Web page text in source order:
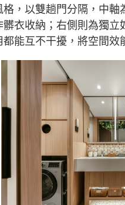
，以雙趟門分隔，中
衣收納；右側則為獨立
能互不干擾，將空間效